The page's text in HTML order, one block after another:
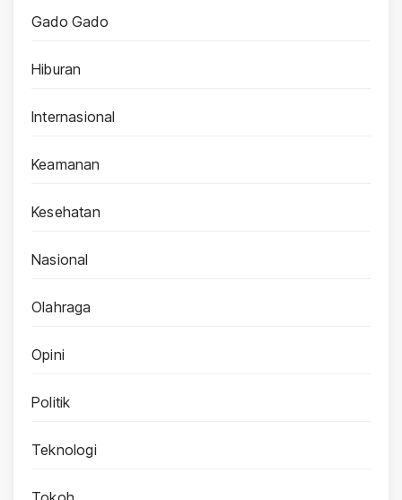
Gado Gado
Hiburan
Internasional
Keamanan
Kesehatan
Nasional
Olahraga
Opini
Politik
Teknologi